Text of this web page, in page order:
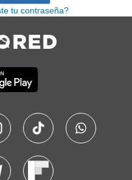
tu contraseña?